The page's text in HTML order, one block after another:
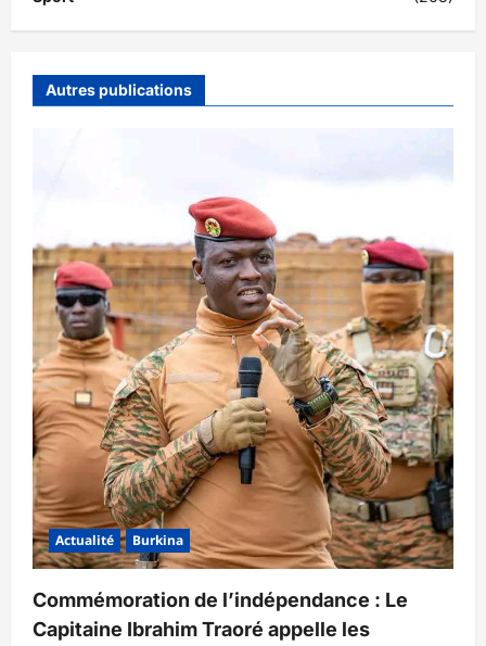
Autres publications
Actualité Burkina
Commémoration de l’indépendance : Le
Capitaine Ibrahim Traoré appelle les